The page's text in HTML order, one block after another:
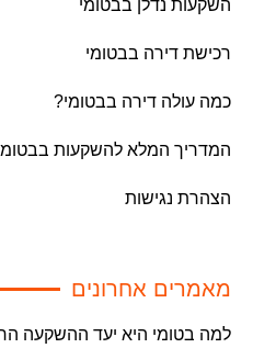
השקעות נדלן בבטומי
רכישת דירה בבטומי
כמה עולה דירה בבטומי?
המדריך המלא להשקעות בבטומי
הצהרת נגישות
מאמרים אחרונים